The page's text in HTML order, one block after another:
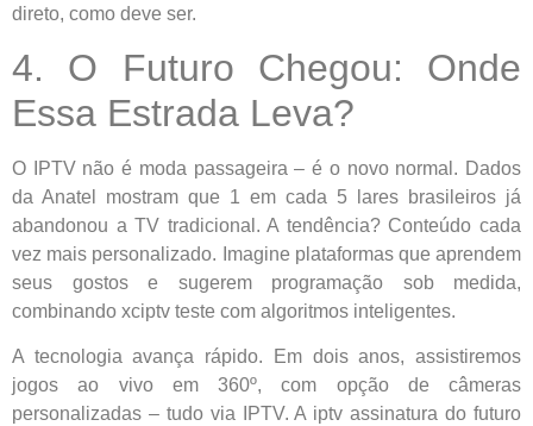
direto, como deve ser.
4. O Futuro Chegou: Onde
Essa Estrada Leva?
O IPTV não é moda passageira – é o novo normal. Dados
da Anatel mostram que 1 em cada 5 lares brasileiros já
abandonou a TV tradicional. A tendência? Conteúdo cada
vez mais personalizado. Imagine plataformas que aprendem
seus gostos e sugerem programação sob medida,
combinando xciptv teste com algoritmos inteligentes.
A tecnologia avança rápido. Em dois anos, assistiremos
jogos ao vivo em 360º, com opção de câmeras
personalizadas – tudo via IPTV. A iptv assinatura do futuro